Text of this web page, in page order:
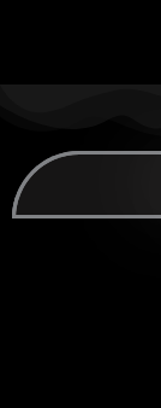
contenu